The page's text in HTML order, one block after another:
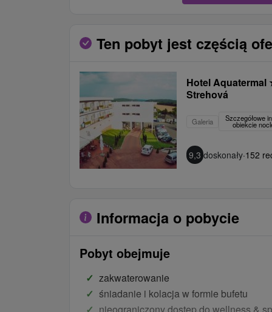
Ten pobyt jest częścią
Hotel Aquatermal
Strehová
Galeria Szczegółowe
obiekcie
9,3 doskonały·152
Informacja o pobycie
Pobyt obejmuje
zakwaterowanie
śniadanie i kolacja w formie bufetu